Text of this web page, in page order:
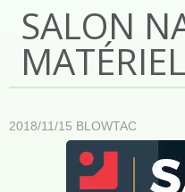
SALON
2018/11/15 BLOWTAC